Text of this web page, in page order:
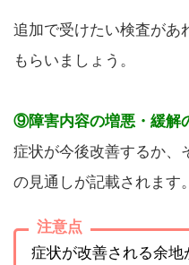
追加で受けたい検査があ
もらいましょう。
⑨障害内容の増悪・緩解
症状が今後改善するか、
の見通しが記載されます。
注意点
症状が改善される余